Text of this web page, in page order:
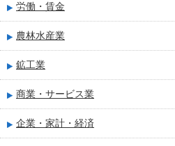
労働・賃金
農林水産業
鉱工業
商業・サービス業
企業・家計・経済